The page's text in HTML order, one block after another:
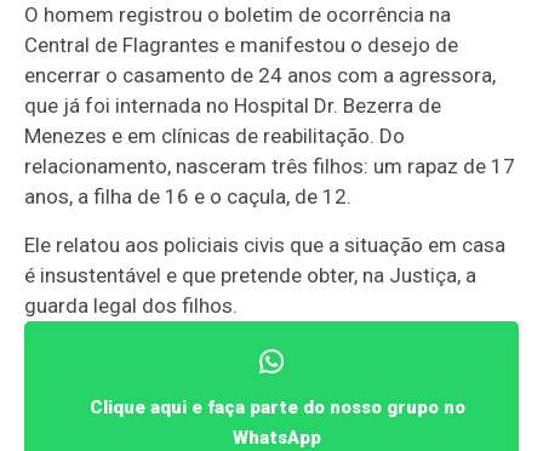
O homem registrou o boletim de ocorrência na
Central de Flagrantes e manifestou o desejo de
encerrar o casamento de 24 anos com a agressora,
que já foi internada no Hospital Dr. Bezerra de
Menezes e em clínicas de reabilitação. Do
relacionamento, nasceram três filhos: um rapaz de 17
anos, a filha de 16 e o caçula, de 12.
Ele relatou aos policiais civis que a situação em casa
é insustentável e que pretende obter, na Justiça, a
guarda legal dos filhos.
Clique aqui e faça parte do nosso grupo no
WhatsApp